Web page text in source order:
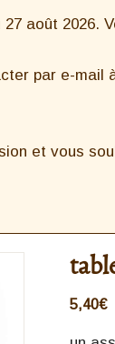
août
par e-
et vous
5,40€